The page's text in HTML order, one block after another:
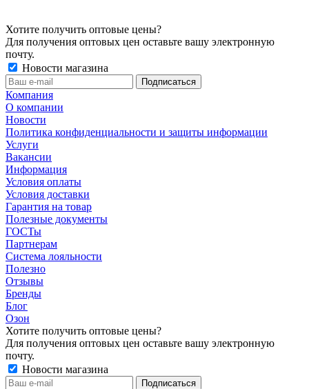
Хотите получить оптовые цены?
Для получения оптовых цен оставьте вашу электронную
почту.
Новости магазина
Компания
О компании
Новости
Политика конфиденциальности и защиты информации
Услуги
Вакансии
Информация
Условия оплаты
Условия доставки
Гарантия на товар
Полезные документы
ГОСТы
Партнерам
Система лояльности
Полезно
Отзывы
Бренды
Блог
Озон
Хотите получить оптовые цены?
Для получения оптовых цен оставьте вашу электронную
почту.
Новости магазина